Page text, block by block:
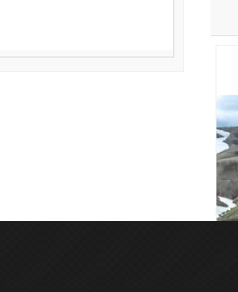
Поход по Испании: горы вдоль